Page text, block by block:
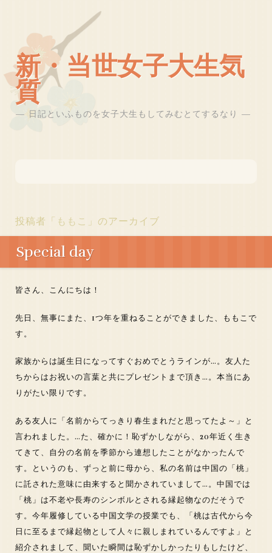
新・当世女子大生気
質
日記といふものを女子大生もしてみむとてするなり
投稿者「 ももこ 」のアーカイブ
Special day
皆さん、こんにちは！
先日、無事にまた、1つ年を重ねることができました、ももこで
す。
家族からは誕生日になってすぐおめでとうラインが…。友人た
ちからはお祝いの言葉と共にプレゼントまで頂き…。本当にあ
りがたい限りです。
ある友人に「名前からてっきり春生まれだと思ってたよ～」と
言われました。…た、確かに！恥ずかしながら、20年近く生き
てきて、自分の名前を季節から連想したことがなかったんで
す。というのも、ずっと前に母から、私の名前は中国の「桃」
に託された意味に由来すると聞かされていまして…。中国では
「桃」は不老や長寿のシンボルとされる縁起物なのだそうで
す。今年履修している中国文学の授業でも、「桃は古代から今
日に至るまで縁起物として人々に親しまれているんですよ」と
紹介されまして、聞いた瞬間は恥ずかしかったりもしたけど、